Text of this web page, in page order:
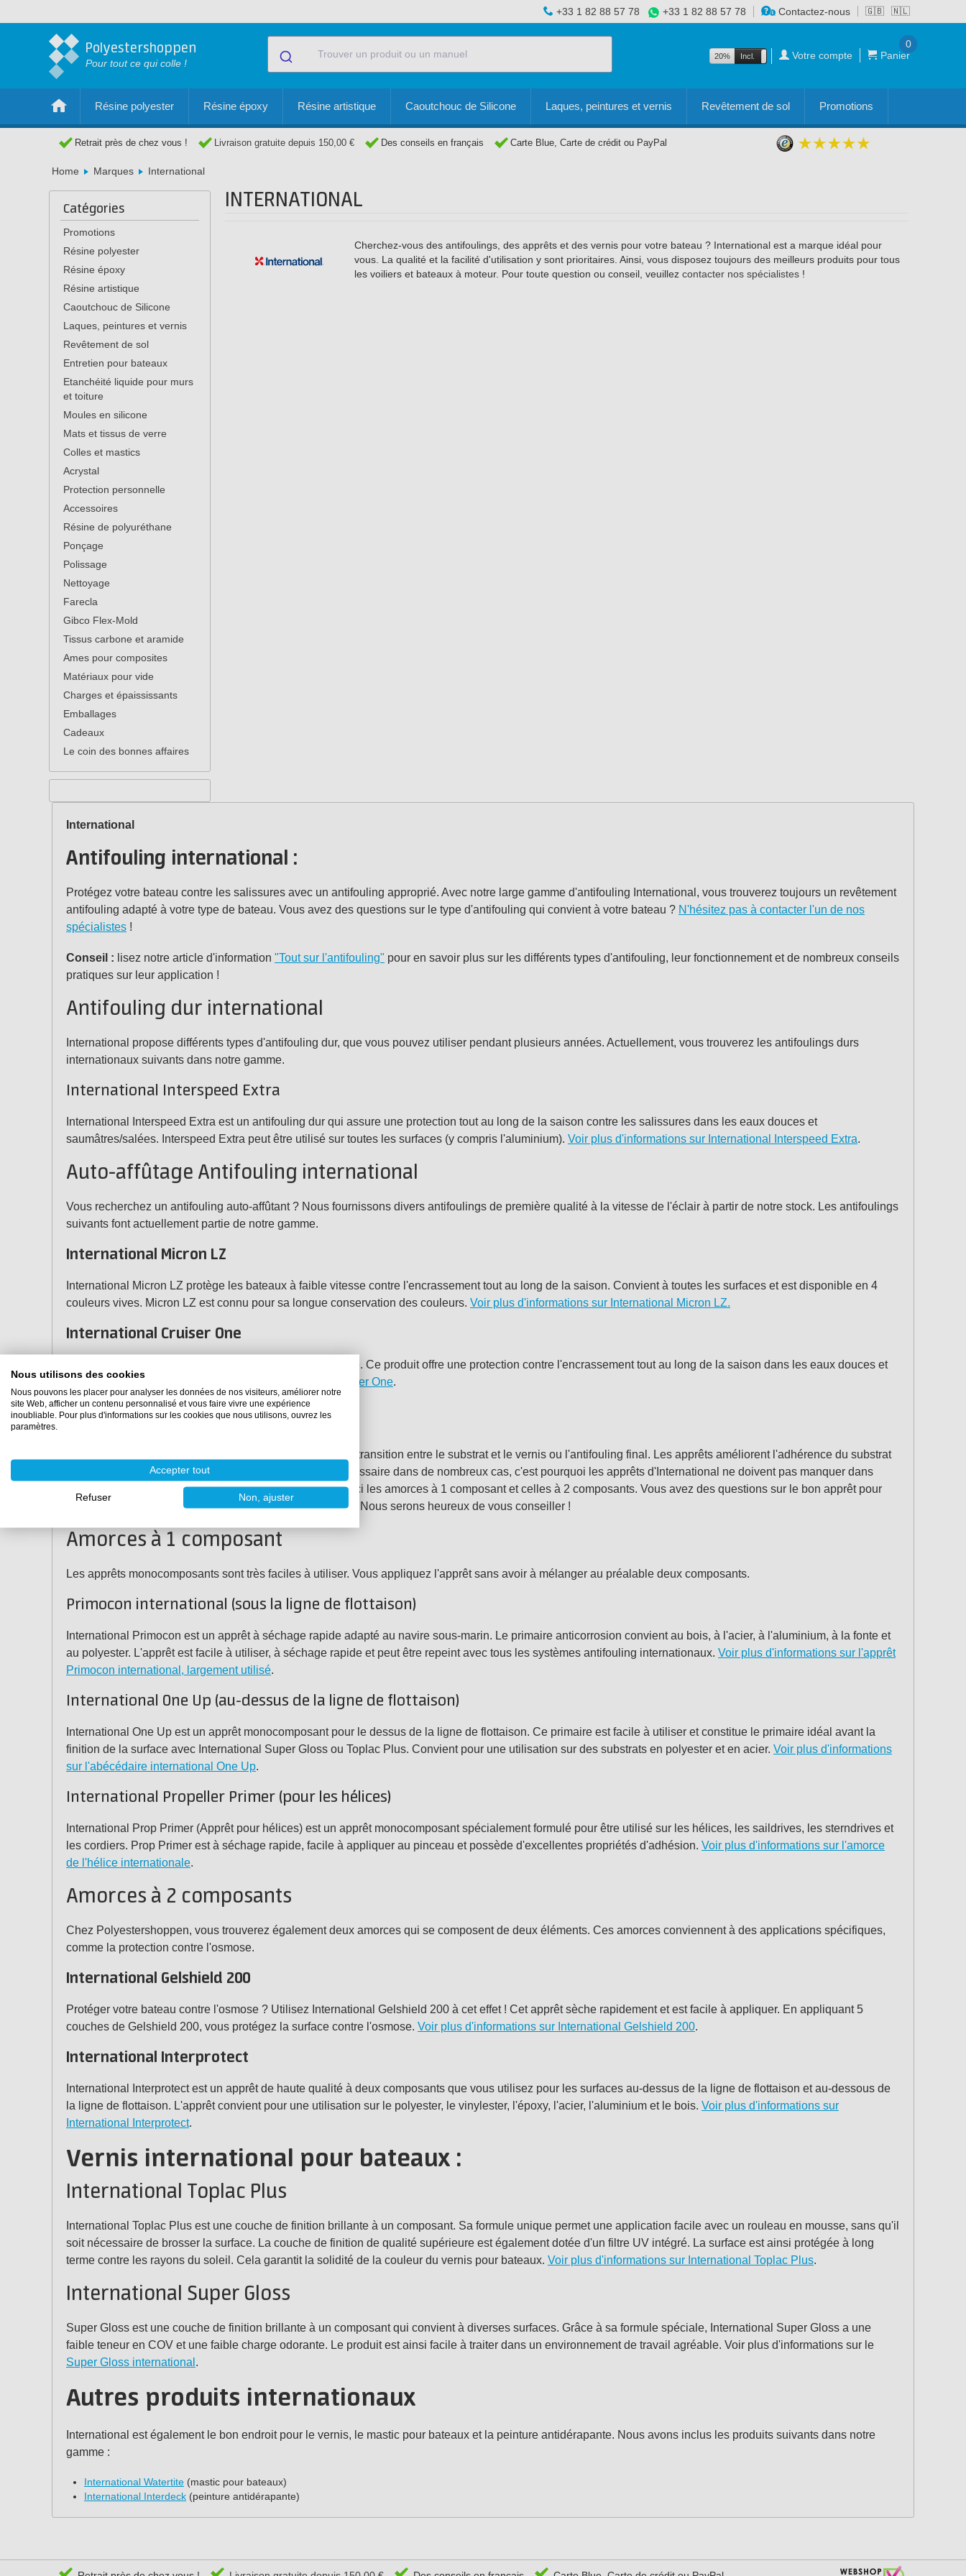
🇬🇧 🇳🇱
+33 1 82 88 57 78 +33 1 82 88 57 78 Contactez-nous
Polyestershoppen
Pour tout ce qui colle !
20% Incl. Excl. Votre compte Panier
0
Résine polyester Résine époxy Résine artistique Caoutchouc de Silicone Laques, peintures et vernis Revêtement de sol Promotions
Retrait près de chez vous ! Livraison gratuite depuis 150,00 € Des conseils en français Carte Blue, Carte de crédit ou PayPal
Home Marques International
Catégories
Promotions
Résine polyester
Résine époxy
Résine artistique
Caoutchouc de Silicone
Laques, peintures et vernis
Revêtement de sol
Entretien pour bateaux
Etanchéité liquide pour murs
et toiture
Moules en silicone
Mats et tissus de verre
Colles et mastics
Acrystal
Protection personnelle
Accessoires
Résine de polyuréthane
Ponçage
Polissage
Nettoyage
Farecla
Gibco Flex-Mold
Tissus carbone et aramide
Ames pour composites
Matériaux pour vide
Charges et épaississants
Emballages
Cadeaux
Le coin des bonnes affaires
INTERNATIONAL
Cherchez-vous des antifoulings, des apprêts et des vernis pour votre bateau ? International est a marque idéal pour
vous. La qualité et la facilité d'utilisation y sont prioritaires. Ainsi, vous disposez toujours des meilleurs produits pour tous
les voiliers et bateaux à moteur. Pour toute question ou conseil, veuillez contacter nos spécialistes !
International
Antifouling international :
Protégez votre bateau contre les salissures avec un antifouling approprié. Avec notre large gamme d'antifouling International, vous trouverez toujours un revêtement
antifouling adapté à votre type de bateau. Vous avez des questions sur le type d'antifouling qui convient à votre bateau ? N'hésitez pas à contacter l'un de nos
spécialistes !
Conseil : lisez notre article d'information "Tout sur l'antifouling" pour en savoir plus sur les différents types d'antifouling, leur fonctionnement et de nombreux conseils
pratiques sur leur application !
Antifouling dur international
International propose différents types d'antifouling dur, que vous pouvez utiliser pendant plusieurs années. Actuellement, vous trouverez les antifoulings durs
internationaux suivants dans notre gamme.
International Interspeed Extra
International Interspeed Extra est un antifouling dur qui assure une protection tout au long de la saison contre les salissures dans les eaux douces et
saumâtres/salées. Interspeed Extra peut être utilisé sur toutes les surfaces (y compris l'aluminium). Voir plus d'informations sur International Interspeed Extra.
Auto-affûtage Antifouling international
Vous recherchez un antifouling auto-affûtant ? Nous fournissons divers antifoulings de première qualité à la vitesse de l'éclair à partir de notre stock. Les antifoulings
suivants font actuellement partie de notre gamme.
International Micron LZ
International Micron LZ protège les bateaux à faible vitesse contre l'encrassement tout au long de la saison. Convient à toutes les surfaces et est disponible en 4
couleurs vives. Micron LZ est connu pour sa longue conservation des couleurs. Voir plus d'informations sur International Micron LZ.
International Cruiser One
Cruiser One est un antifouling spécial à une seule couche. Ce produit offre une protection contre l'encrassement tout au long de la saison dans les eaux douces et
saumâtres.Voir plus d'informations sur International Cruiser One.
Amorces internationales :
Les apprêts sont souvent nécessaires comme couche de transition entre le substrat et le vernis ou l'antifouling final. Les apprêts améliorent l'adhérence du substrat
et scellent/protègent les substrats nus. Un apprêt est nécessaire dans de nombreux cas, c'est pourquoi les apprêts d'International ne doivent pas manquer dans
notre gamme d'entretien des bateaux. Nous distinguons ici les amorces à 1 composant et celles à 2 composants. Vous avez des questions sur le bon apprêt pour
votre bateau ? N'hésitez pas àcontacter nos spécialistes . Nous serons heureux de vous conseiller !
Amorces à 1 composant
Les apprêts monocomposants sont très faciles à utiliser. Vous appliquez l'apprêt sans avoir à mélanger au préalable deux composants.
Primocon international (sous la ligne de flottaison)
International Primocon est un apprêt à séchage rapide adapté au navire sous-marin. Le primaire anticorrosion convient au bois, à l'acier, à l'aluminium, à la fonte et
au polyester. L'apprêt est facile à utiliser, à séchage rapide et peut être repeint avec tous les systèmes antifouling internationaux. Voir plus d'informations sur l'apprêt
Primocon international, largement utilisé.
International One Up (au-dessus de la ligne de flottaison)
International One Up est un apprêt monocomposant pour le dessus de la ligne de flottaison. Ce primaire est facile à utiliser et constitue le primaire idéal avant la
finition de la surface avec International Super Gloss ou Toplac Plus. Convient pour une utilisation sur des substrats en polyester et en acier. Voir plus d'informations
sur l'abécédaire international One Up.
International Propeller Primer (pour les hélices)
International Prop Primer (Apprêt pour hélices) est un apprêt monocomposant spécialement formulé pour être utilisé sur les hélices, les saildrives, les sterndrives et
les cordiers. Prop Primer est à séchage rapide, facile à appliquer au pinceau et possède d'excellentes propriétés d'adhésion. Voir plus d'informations sur l'amorce
de l'hélice internationale.
Amorces à 2 composants
Chez Polyestershoppen, vous trouverez également deux amorces qui se composent de deux éléments. Ces amorces conviennent à des applications spécifiques,
comme la protection contre l'osmose.
International Gelshield 200
Protéger votre bateau contre l'osmose ? Utilisez International Gelshield 200 à cet effet ! Cet apprêt sèche rapidement et est facile à appliquer. En appliquant 5
couches de Gelshield 200, vous protégez la surface contre l'osmose. Voir plus d'informations sur International Gelshield 200.
International Interprotect
International Interprotect est un apprêt de haute qualité à deux composants que vous utilisez pour les surfaces au-dessus de la ligne de flottaison et au-dessous de
la ligne de flottaison. L'apprêt convient pour une utilisation sur le polyester, le vinylester, l'époxy, l'acier, l'aluminium et le bois. Voir plus d'informations sur
International Interprotect.
Vernis international pour bateaux :
International Toplac Plus
International Toplac Plus est une couche de finition brillante à un composant. Sa formule unique permet une application facile avec un rouleau en mousse, sans qu'il
soit nécessaire de brosser la surface. La couche de finition de qualité supérieure est également dotée d'un filtre UV intégré. La surface est ainsi protégée à long
terme contre les rayons du soleil. Cela garantit la solidité de la couleur du vernis pour bateaux. Voir plus d'informations sur International Toplac Plus.
International Super Gloss
Super Gloss est une couche de finition brillante à un composant qui convient à diverses surfaces. Grâce à sa formule spéciale, International Super Gloss a une
faible teneur en COV et une faible charge odorante. Le produit est ainsi facile à traiter dans un environnement de travail agréable. Voir plus d'informations sur le
Super Gloss international .
Autres produits internationaux
International est également le bon endroit pour le vernis, le mastic pour bateaux et la peinture antidérapante. Nous avons inclus les produits suivants dans notre
gamme :
International Watertite (mastic pour bateaux)
International Interdeck (peinture antidérapante)
Nous utilisons des cookies
Nous pouvons les placer pour analyser les données de nos visiteurs, améliorer notre
site Web, afficher un contenu personnalisé et vous faire vivre une expérience
inoubliable. Pour plus d'informations sur les cookies que nous utilisons, ouvrez les
paramètres.
Accepter tout
Refuser Non, ajuster